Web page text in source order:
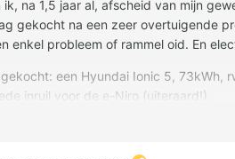
na 1,5 jaar al, afscheid van mijn
gekocht na een zeer overtuigende
enkel probleem of rammel oid. En
een Hyundai Ionic 5, 73kWh,
inruil voor de e-Niro (uiteraard!).
Hyundai/Kia familie maar niet meer in